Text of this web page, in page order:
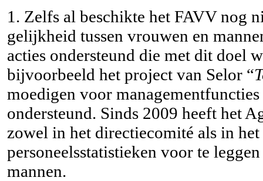
1. Zelfs al beschikte het FAVV nog
gelijkheid tussen vrouwen en
acties ondersteund die met dit doel
bijvoorbeeld het project van Selor “
moedigen voor
ondersteund. Sinds 2009 heeft het
zowel in het directiecomité als in
personeelsstatistieken voor te
mannen.